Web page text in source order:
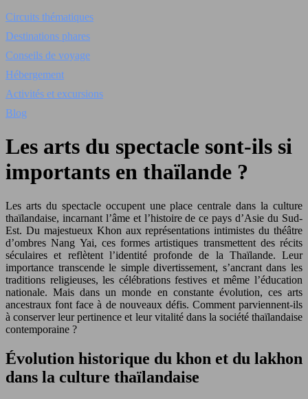
Circuits thématiques
Destinations phares
Conseils de voyage
Hébergement
Activités et excursions
Blog
Les arts du spectacle sont-ils si
importants en thaïlande ?
Les arts du spectacle occupent une place centrale dans la culture
thaïlandaise, incarnant l’âme et l’histoire de ce pays d’Asie du Sud-
Est. Du majestueux Khon aux représentations intimistes du théâtre
d’ombres Nang Yai, ces formes artistiques transmettent des récits
séculaires et reflètent l’identité profonde de la Thaïlande. Leur
importance transcende le simple divertissement, s’ancrant dans les
traditions religieuses, les célébrations festives et même l’éducation
nationale. Mais dans un monde en constante évolution, ces arts
ancestraux font face à de nouveaux défis. Comment parviennent-ils
à conserver leur pertinence et leur vitalité dans la société thaïlandaise
contemporaine ?
Évolution historique du khon et du lakhon
dans la culture thaïlandaise